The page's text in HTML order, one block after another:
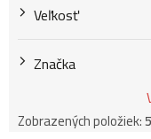
Veľkosť
Značka
Zobrazených položiek:5